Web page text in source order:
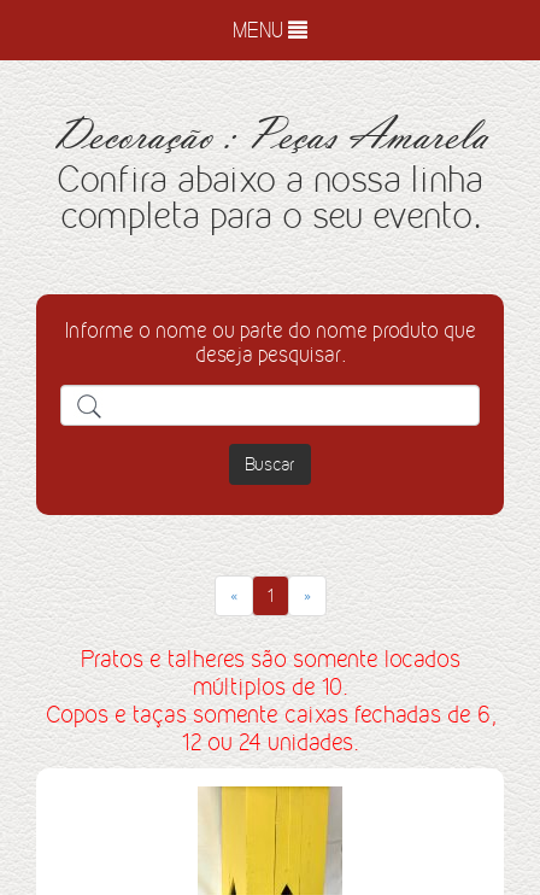
MENU
Decoração : Peças Amarela
Confira abaixo a nossa linha
completa para o seu evento.
Informe o nome ou parte do nome produto que
deseja pesquisar.
Buscar
« 1 »
Pratos e talheres são somente locados
múltiplos de 10.
Copos e taças somente caixas fechadas de 6,
12 ou 24 unidades.